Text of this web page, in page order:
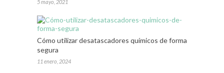
5 mayo, 2021
Cómo utilizar desatascadores químicos de forma
segura
11 enero, 2024